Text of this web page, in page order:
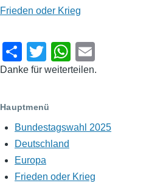
Frieden oder Krieg
S
h
e
T
wi
er
W
h
A
p
m
Danke für weiterteilen.
Hauptmenü
Bundestagswahl 2025
Deutschland
Europa
Frieden oder Krieg